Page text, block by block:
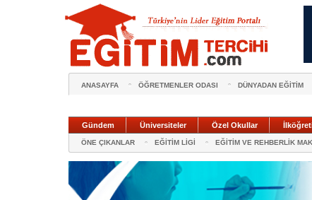
ANASAYFA ÖĞRETMENLER ODASI DÜNYADAN EĞİTİM
Gündem Üniversiteler Özel Okullar
ÖNE ÇIKANLAR EĞİTİM LİGİ EĞİTİM VE REHBERLİK